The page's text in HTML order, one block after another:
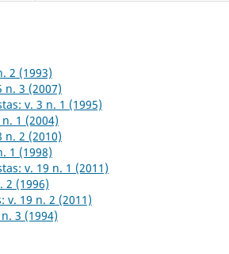
2 (1993)
n. 3 (2007)
v. 3 n. 1 (1995)
1 (2004)
n. 2 (2010)
1 (1998)
v. 19 n. 1 (2011)
2 (1996)
v. 19 n. 2 (2011)
3 (1994)